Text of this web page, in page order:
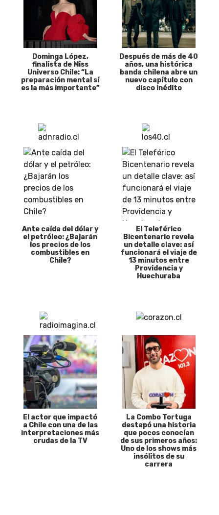
Dominga López,
finalista de Miss
Universo Chile: “La
preparación mental sí
es la más importante”
Después de más de 40
años, una histórica
banda chilena abre un
nuevo capítulo con
disco inédito
Ante caída del dólar y
el petróleo: ¿Bajarán
los precios de los
combustibles en
Chile?
El Teleférico
Bicentenario revela
un detalle clave: así
funcionará el viaje de
13 minutos entre
Providencia y
Huechuraba
El actor que impactó
a Chile con una de las
interpretaciones más
crudas de la TV
La Combo Tortuga
destapó una historia
que pocos conocían
de sus primeros años:
Uno de los shows más
insólitos de su
carrera